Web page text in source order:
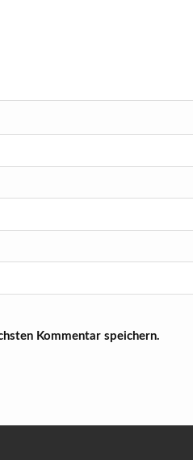
Kommentar speichern.